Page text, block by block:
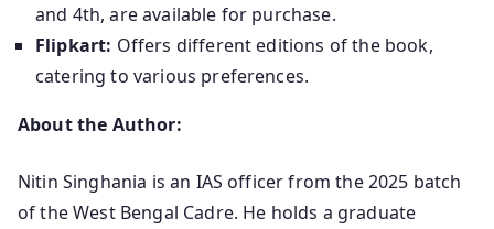
and 4th, are available for purchase.
Flipkart: Offers different editions of the book,
catering to various preferences.
About the Author:
Nitin Singhania is an IAS officer from the 2025 batch
of the West Bengal Cadre. He holds a graduate